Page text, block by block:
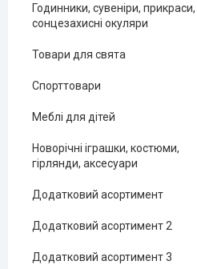
Годинники, сувеніри, прикраси,
сонцезахисні окуляри
Товари для свята
Спорттовари
Меблі для дітей
Новорічні іграшки, костюми,
гірлянди, аксесуари
Додатковий асортимент
Додатковий асортимент 2
Додатковий асортимент 3